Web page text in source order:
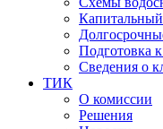
Подготовка
Сведения о
ТИК
О комиссии
Решения